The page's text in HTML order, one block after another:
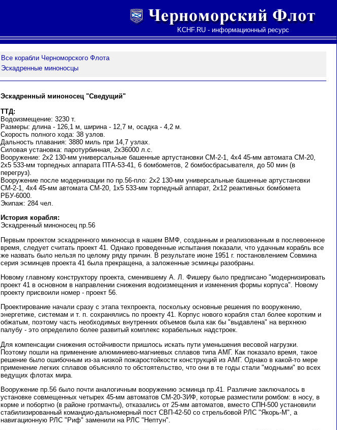
KCHF.RU - информационный ресурс
Все корабли Черноморского Флота
Эскадренные миноносцы
Эскадренный миноносец "Сведущий"
ТТД:
Водоизмещение: 3230 т.
Размеры: длина - 126,1 м, ширина - 12,7 м, осадка - 4,2 м.
Скорость полного хода: 38 узлов.
Дальность плавания: 3880 миль при 14,7 узлах.
Силовая установка: паротурбинная, 2х36000 л.с.
Вооружение: 2х2 130-мм универсальные башенные артустановки СМ-2-1, 4х4 45-мм автомата СМ-20,
2х5 533-мм торпедных аппарата ПТА-53-41, 6 бомбометов, 2 бомбосбрасывателя, до 50 мин (в
перегруз).
Вооружение после модернизации по пр.56-пло: 2х2 130-мм универсальные башенные артустановки
СМ-2-1, 4х4 45-мм автомата СМ-20, 1х5 533-мм торпедный аппарат, 2х12 реактивных бомбомета
РБУ-6000.
Экипаж: 284 чел.
История корабля:
Эскадренный миноносец пр.56
Первым проектом эскадренного миноносца в нашем ВМФ, созданным и реализованным в послевоенное
время, следует считать проект 41. Однако проведенные испытания показали, что удачным корабль все
же назвать было нельзя по целому ряду причин. В результате июне 1951 г. постановлением Совмина
серия эсминцев проекта 41 была прекращена, а заложенные эсминцы разобраны.
Новому главному конструктору проекта, сменившему А. Л. Фишеру было предписано "модернизировать
проект 41 в основном в направлении снижения водоизмещения и изменения формы корпуса". Новому
проекту присвоили номер - проект 56.
Проектирование начали сразу с этапа техпроекта, поскольку основные решения по вооружению,
энергетике, системам и т. п. сохранялись по проекту 41. Корпус нового корабля стал более коротким и
обжатым, поэтому часть необходимых внутренних объемов была как бы "выдавлена" на верхнюю
палубу - это определило более развитый комплекс корабельных надстроек.
Для компенсации снижения остойчивости пришлось искать пути уменьшения весовой нагрузки.
Поэтому пошли на применение алюминиево-магниевых сплавов типа АМГ. Как показало время, такое
решение было ошибочным из-за низкой пожаростойкости конструкций из АМГ. Однако в какой-то мере
применение легких сплавов объясняло то обстоятельство, что они в те годы стали "модными" во всех
ведущих флотах мира.
Вооружение пр.56 было почти аналогичным вооружению эсминца пр.41. Различие заключалось в
установке совмещенных четырех 45-мм автоматов СМ-20-ЗИФ, которые разместили ромбом: в носу, в
корме и побортно (в районе гротмачты), отказались от 25-мм автоматов, вместо СПН-500 установили
стабилизированный командио-дальномерный пост СВП-42-50 со стрельбовой РЛС "Якорь-М", а
навигационную РЛС "Риф" заменили на РЛС "Нептун".